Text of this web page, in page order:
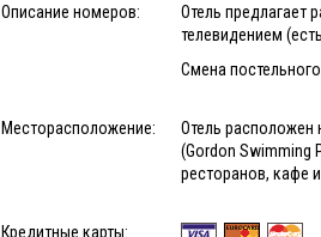
Описание номеров:
Отель предлагает
телевидением
Смена
Месторасположение:
Отель расположен
(Gordon Swimming
ресторанов, кафе
Кредитные карты: